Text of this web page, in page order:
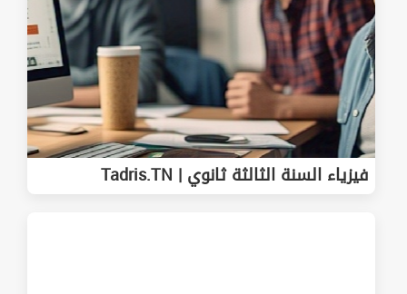
فيزياء السنة الثالثة ثانوي | Tadris.TN